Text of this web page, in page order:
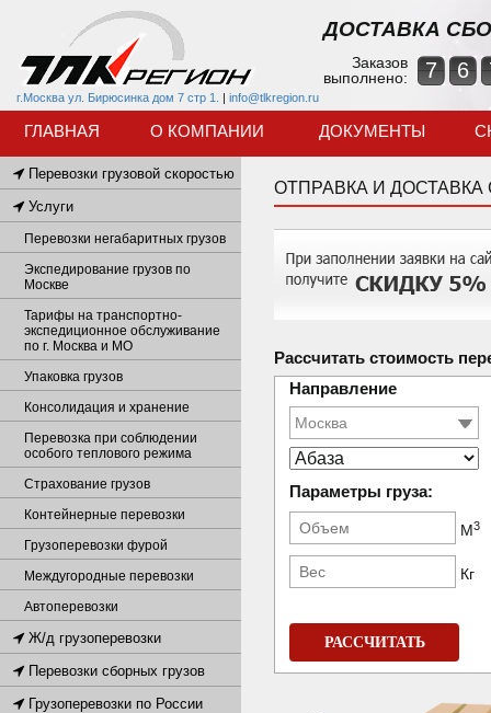
г.Москва ул. Бирюсинка дом 7 стр 1. | info@tlkregion.ru
ДОСТАВКА
Заказов
выполнено:
7 6
ГЛАВНАЯ О КОМПАНИИ ДОКУМЕНТЫ
ОТПРАВКА И
Рассчитать стоимость
Направление
Параметры груза:
М3
Кг
РАССЧИТАТЬ
Перевозки грузовой скоростью
Услуги
Перевозки негабаритных грузов
Экспедирование грузов по
Москве
Тарифы на транспортно-
экспедиционное обслуживание
по г. Москва и МО
Упаковка грузов
Консолидация и хранение
Перевозка при соблюдении
особого теплового режима
Страхование грузов
Контейнерные перевозки
Грузоперевозки фурой
Междугородные перевозки
Автоперевозки
Ж/д грузоперевозки
Перевозки сборных грузов
Грузоперевозки по России